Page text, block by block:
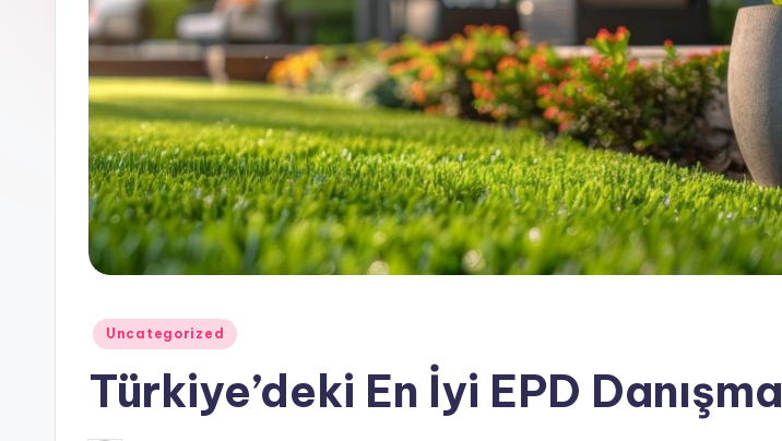
Posted
Uncategorized
Türkiye’deki En İyi EPD